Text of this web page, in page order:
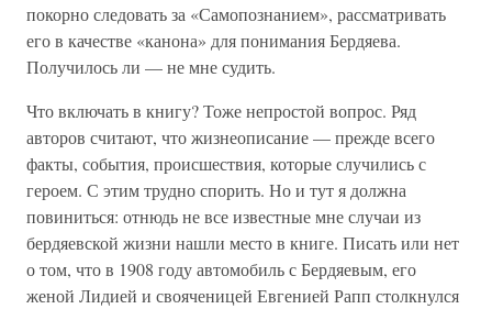
покорно следовать за «Самопознанием», рассматривать
его в качестве «канона» для понимания Бердяева.
Получилось ли — не мне судить.
Что включать в книгу? Тоже непростой вопрос. Ряд
авторов считают, что жизнеописание — прежде всего
факты, события, происшествия, которые случились с
героем. С этим трудно спорить. Но и тут я должна
повиниться: отнюдь не все известные мне случаи из
бердяевской жизни нашли место в книге. Писать или нет
о том, что в 1908 году автомобиль с Бердяевым, его
женой Лидией и свояченицей Евгенией Рапп столкнулся